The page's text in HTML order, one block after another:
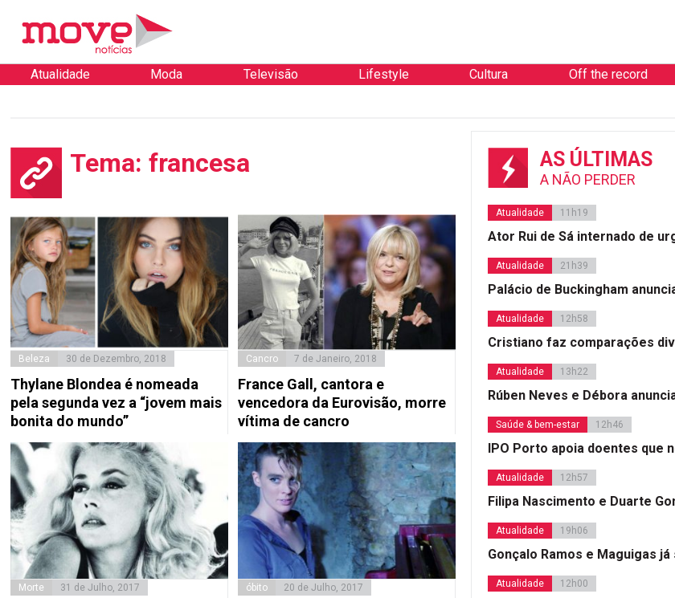
Atualidade Moda Televisão Lifestyle Cultura Off the record
Tema: francesa
Beleza 30 de Dezembro, 2018
Thylane Blondea é nomeada
pela segunda vez a “jovem mais
bonita do mundo”
Cancro 7 de Janeiro, 2018
France Gall, cantora e
vencedora da Eurovisão, morre
vítima de cancro
Morte 31 de Julho, 2017 óbito 20 de Julho, 2017
AS ÚLTIMAS
A NÃO PERDER
Atualidade 11h19
Ator Rui de Sá internado de
Atualidade 21h39
Palácio de Buckingham
Atualidade 12h58
Cristiano faz comparações
Atualidade 13h22
Rúben Neves e Débora
Saúde & bem-estar 12h46
IPO Porto apoia doentes que
Atualidade 12h57
Filipa Nascimento e Duarte
Atualidade 19h06
Gonçalo Ramos e Maguigas
Atualidade 12h00